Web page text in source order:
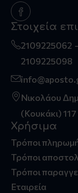
Στοιχεία
2109225062
2109225098
Νικολάου
(Κουκάκι)
Χρήσιμα
Τρόποι
Τρόποι
Τρόποι
Εταιρεία